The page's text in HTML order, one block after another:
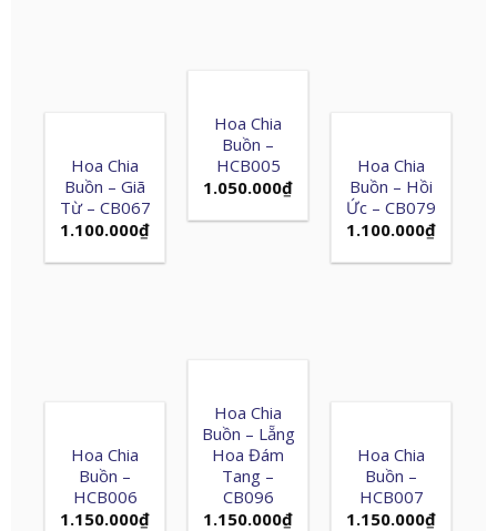
Hoa Chia
Buồn –
HCB005
1.050.000₫
Hoa Chia
Buồn – Giã
Từ – CB067
1.100.000₫
Hoa Chia
Buồn – Hồi
Ức – CB079
1.100.000₫
Hoa Chia
Buồn – Lẵng
Hoa Đám
Tang –
CB096
1.150.000₫
Hoa Chia
Buồn –
HCB006
1.150.000₫
Hoa Chia
Buồn –
HCB007
1.150.000₫